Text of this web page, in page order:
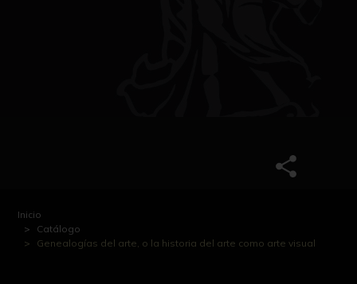
Inicio
Catálogo
Genealogías del arte, o la historia del arte como arte visual